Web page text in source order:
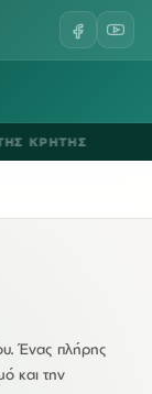
Ένας πλήρης
και την